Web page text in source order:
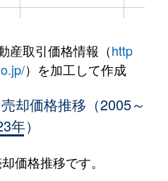
武蔵小山
徒歩6
武蔵小山
武蔵小山
産取引価格情報（http
）を加工して作成
却価格推移（2005～
年）
価格推移です。